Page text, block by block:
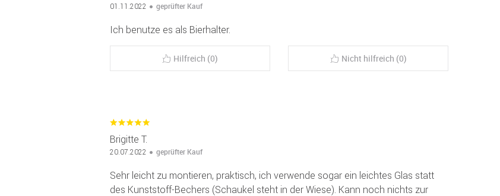
01.11.2022 geprüfter Kauf
Ich benutze es als Bierhalter.
Hilfreich (0) Nicht hilfreich (0)
Brigitte T.
20.07.2022 geprüfter Kauf
Sehr leicht zu montieren, praktisch, ich verwende sogar ein leichtes Glas statt
des Kunststoff-Bechers (Schaukel steht in der Wiese). Kann noch nichts zur